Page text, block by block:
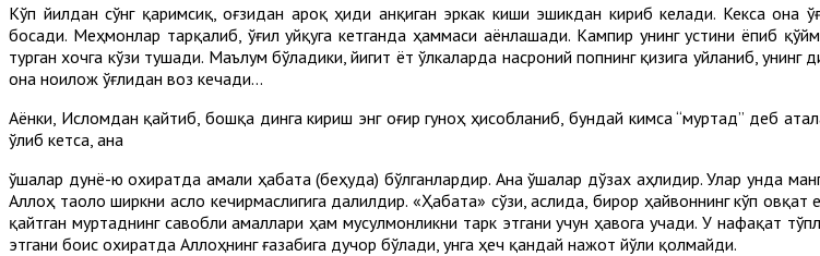
Кўп йилдан сўнг қаримсиқ, оғзидан ароқ ҳиди анқиган эркак киши эшикдан кириб келади. Кекса она
босади. Меҳмонлар тарқалиб, ўғил уйқуга кетганда ҳаммаси аёнлашади. Кампир унинг устини ёпиб
турган хочга кўзи тушади. Маълум бўладики, йигит ёт ўлкаларда насроний попнинг қизига уйланиб,
она ноилож ўғлидан воз кечади...
Аёнки, Исломдан қайтиб, бошқа динга кириш энг оғир гуноҳ ҳисобланиб, бундай кимса “муртад” деб
ўлиб кетса, ана
ўшалар дунё-ю охиратда амали ҳабата (беҳуда) бўлганлардир. Ана ўшалар дўзах аҳлидир. Улар унда
Аллоҳ таоло ширкни асло кечирмаслигига далилдир. «Ҳабата» сўзи, аслида, бирор ҳайвоннинг кўп
қайтган муртаднинг савобли амаллари ҳам мусулмонликни тарк этгани учун ҳавога учади. У нафақат
этгани боис охиратда Аллоҳнинг ғазабига дучор бўлади, унга ҳеч қандай нажот йўли қолмайди.